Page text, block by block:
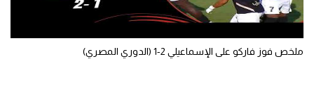
ملخص فوز فاركو على الإسماعيلي 2-1 (الدوري المصري)